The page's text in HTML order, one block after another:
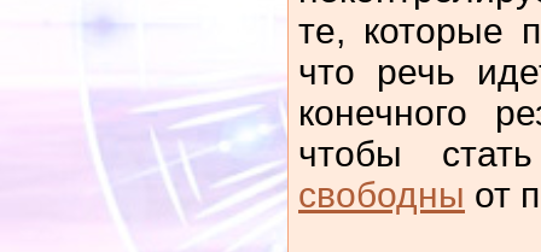
те, которые
что речь
конечного
чтобы
свободны от